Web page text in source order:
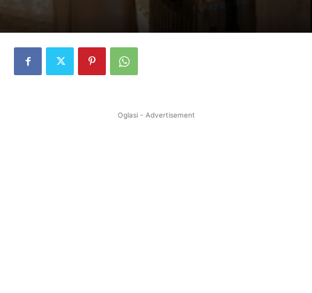
Oglasi - Advertisement